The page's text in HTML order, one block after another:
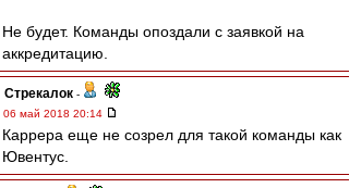
Не будет. Команды опоздали с заявкой на
аккредитацию.
Стрекалок -
06 май 2018 20:14
Каррера еще не созрел для такой команды как
Ювентус.